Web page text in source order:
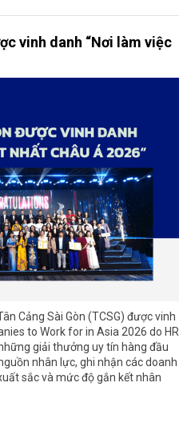
vinh danh “Nơi làm việc
Cảng Sài Gòn (TCSG) được vinh
to Work for in Asia 2026 do HR
giải thưởng uy tín hàng đầu
nhân lực, ghi nhận các doanh
sắc và mức độ gắn kết nhân